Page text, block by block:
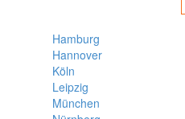
Hamburg
Hannover
Köln
Leipzig
München